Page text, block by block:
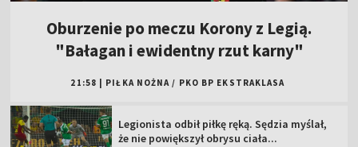
Oburzenie po meczu Korony z Legią.
"Bałagan i ewidentny rzut karny"
21:58 | PIŁKA NOŻNA / PKO BP EKSTRAKLASA
Legionista odbił piłkę ręką. Sędzia myślał,
że nie powiększył obrysu ciała...